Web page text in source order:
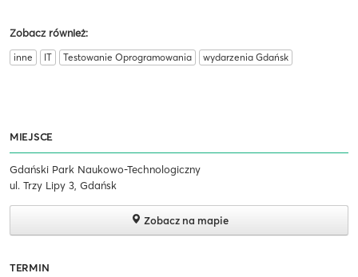
Zobacz również:
inne IT Testowanie Oprogramowania wydarzenia Gdańsk
MIEJSCE
Gdański Park Naukowo-Technologiczny
ul. Trzy Lipy 3, Gdańsk
Zobacz na mapie
TERMIN